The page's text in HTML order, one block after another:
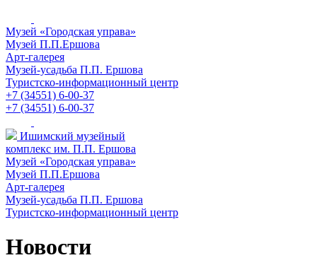
Музей «Городская управа»
Музей П.П.Ершова
Арт-галерея
Музей-усадьба П.П. Ершова
Туристско-информационный центр
+7 (34551) 6-00-37
+7 (34551) 6-00-37
Ишимский музейный
комплекс им. П.П. Ершова
Музей «Городская управа»
Музей П.П.Ершова
Арт-галерея
Музей-усадьба П.П. Ершова
Туристско-информационный центр
Новости